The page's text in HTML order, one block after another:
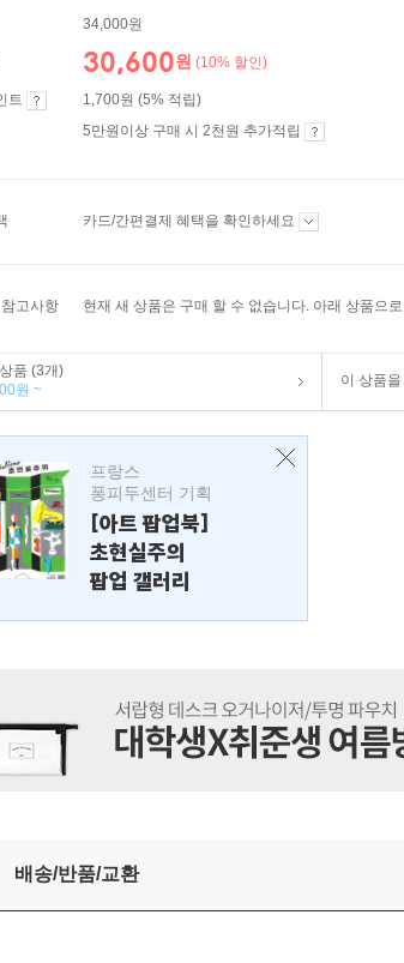
34,000원
30,600원 (10% 할인)
트
1,700원 (5% 적립)
5만원이상 구매 시 2천원 추가적립
카드/간편결제 혜택을 확인하세요
고사항 현재 새 상품은 구매 할 수 없습니다. 아래 상품으
품 (3개)
원 ~
이 상품을
프랑스
퐁피두센터 기획
[아트 팝업북]
초현실주의
팝업 갤러리
배송/반품/교환